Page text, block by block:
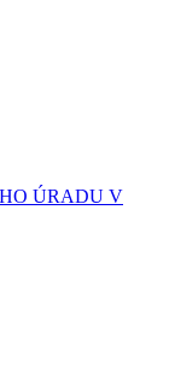
ÚRADU V